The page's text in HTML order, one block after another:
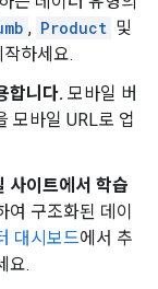
, Product 및
하세요.
합니다. 모바일 버
모바일 URL로 업
사이트에서 학습
여 구조화된 데이
대시보드에서 추
요.